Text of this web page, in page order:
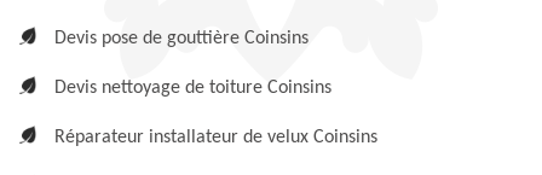
Devis pose de gouttière Coinsins
Devis nettoyage de toiture Coinsins
Réparateur installateur de velux Coinsins